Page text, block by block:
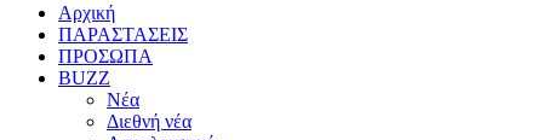
Αρχική
ΠΑΡΑΣΤΑΣΕΙΣ
ΠΡΟΣΩΠΑ
BUZZ
Νέα
Διεθνή νέα